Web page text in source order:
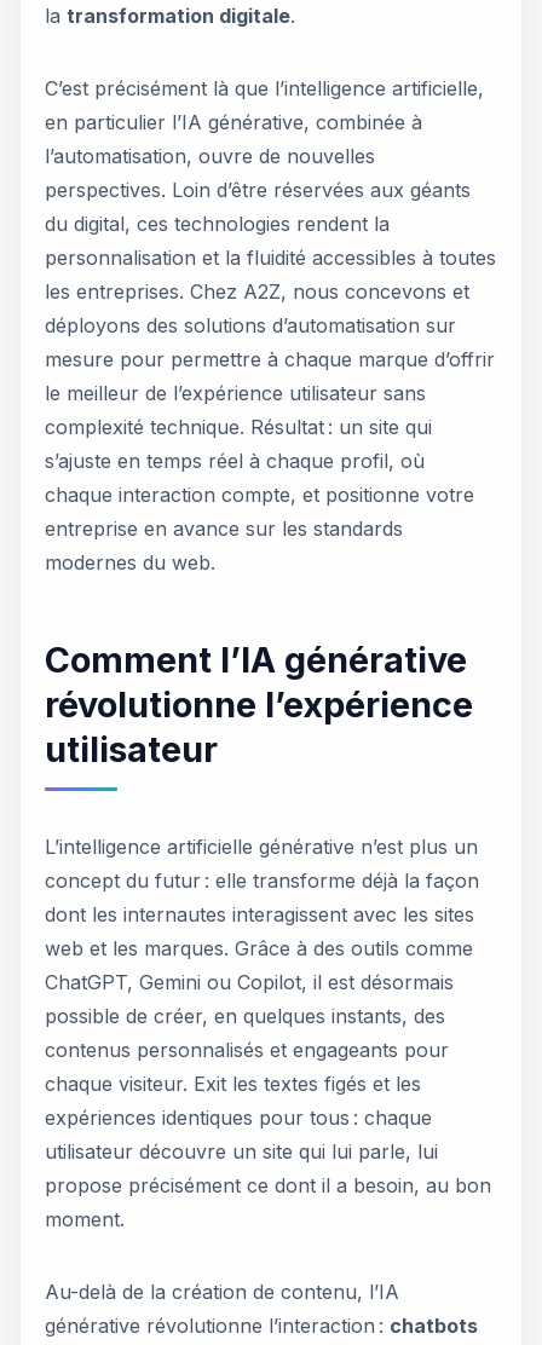
la transformation digitale.
C’est précisément là que l’intelligence artificielle,
en particulier l’IA générative, combinée à
l’automatisation, ouvre de nouvelles
perspectives. Loin d’être réservées aux géants
du digital, ces technologies rendent la
personnalisation et la fluidité accessibles à toutes
les entreprises. Chez A2Z, nous concevons et
déployons des solutions d’automatisation sur
mesure pour permettre à chaque marque d’offrir
le meilleur de l’expérience utilisateur sans
complexité technique. Résultat : un site qui
s’ajuste en temps réel à chaque profil, où
chaque interaction compte, et positionne votre
entreprise en avance sur les standards
modernes du web.
Comment l’IA générative
révolutionne l’expérience
utilisateur
L’intelligence artificielle générative n’est plus un
concept du futur : elle transforme déjà la façon
dont les internautes interagissent avec les sites
web et les marques. Grâce à des outils comme
ChatGPT, Gemini ou Copilot, il est désormais
possible de créer, en quelques instants, des
contenus personnalisés et engageants pour
chaque visiteur. Exit les textes figés et les
expériences identiques pour tous : chaque
utilisateur découvre un site qui lui parle, lui
propose précisément ce dont il a besoin, au bon
moment.
Au-delà de la création de contenu, l’IA
générative révolutionne l’interaction : chatbots